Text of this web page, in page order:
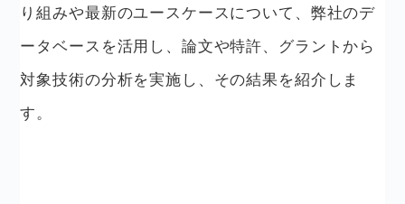
り組みや最新のユースケースについて、弊社のデ
ータベースを活用し、論文や特許、グラントから
対象技術の分析を実施し、その結果を紹介しま
す。